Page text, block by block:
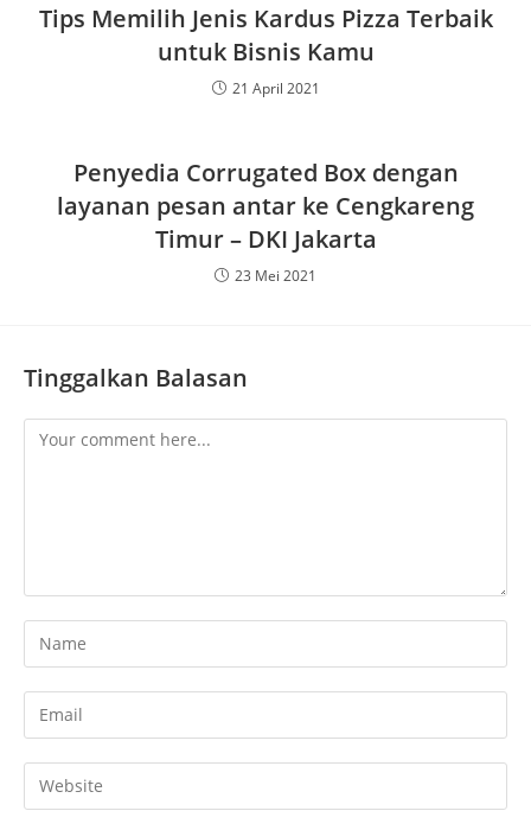
Tips Memilih Jenis Kardus Pizza Terbaik
untuk Bisnis Kamu
21 April 2021
Penyedia Corrugated Box dengan
layanan pesan antar ke Cengkareng
Timur – DKI Jakarta
23 Mei 2021
Tinggalkan Balasan